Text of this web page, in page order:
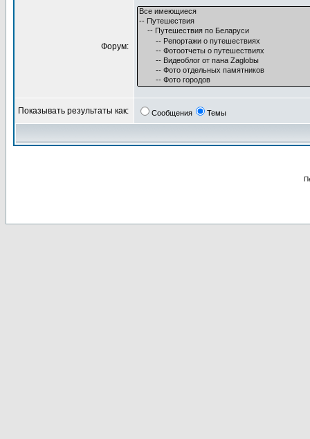
Форум:
Показывать результаты как: Сообщения Темы